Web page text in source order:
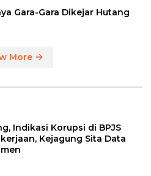
Gara-Gara Dikejar Hutang
More
Indikasi Korupsi di BPJS
Kejagung Sita Data